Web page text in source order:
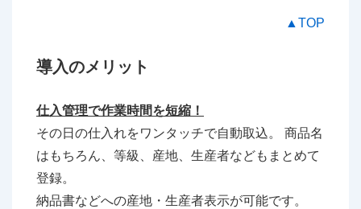
▲TOP
導入のメリット
仕入管理で作業時間を短縮！
その日の仕入れをワンタッチで自動取込。 商品名
はもちろん、等級、産地、生産者などもまとめて
登録。
納品書などへの産地・生産者表示が可能です。